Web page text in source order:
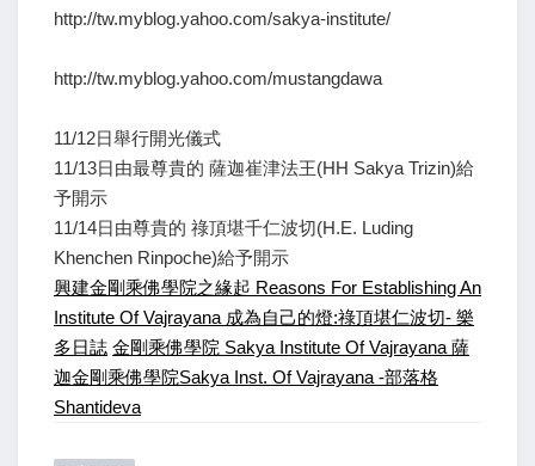
http://tw.myblog.yahoo.com/sakya-institute/
http://tw.myblog.yahoo.com/mustangdawa
11/12日舉行開光儀式
11/13日由最尊貴的 薩迦崔津法王(HH Sakya Trizin)給
予開示
11/14日由尊貴的 祿頂堪千仁波切(H.E. Luding
Khenchen Rinpoche)給予開示
興建金剛乘佛學院之緣起 Reasons For Establishing An
Institute Of Vajrayana 成為自己的燈:祿頂堪仁波切- 樂
多日誌 金剛乘佛學院 Sakya Institute Of Vajrayana 薩
迦金剛乘佛學院Sakya Inst. Of Vajrayana -部落格
Shantideva